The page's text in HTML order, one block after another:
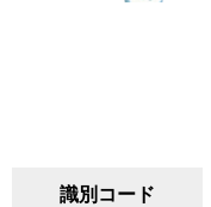
識別コード